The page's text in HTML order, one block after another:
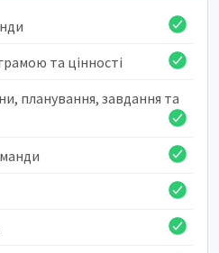
та цінності
планування, завдання та